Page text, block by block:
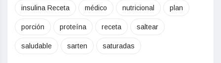
insulina Receta médico nutricional plan
porción proteína receta saltear
saludable sarten saturadas